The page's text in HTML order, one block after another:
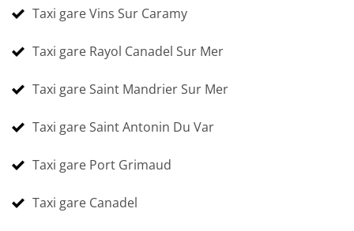
Taxi gare Vins Sur Caramy
Taxi gare Rayol Canadel Sur Mer
Taxi gare Saint Mandrier Sur Mer
Taxi gare Saint Antonin Du Var
Taxi gare Port Grimaud
Taxi gare Canadel